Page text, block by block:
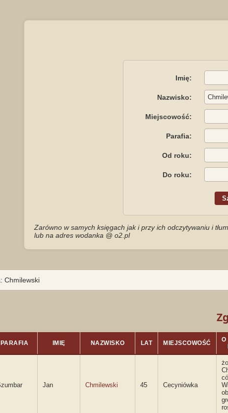
Imię:
Nazwisko:
Miejscowość:
Parafia:
Od roku:
Do roku:
Zarówno w samych księgach jak i przy ich odczytywaniu i
lub na adres wodanka @ o2.pl
Chmilewski
PARAFIA IMIĘ NAZWISKO LAT MIEJSCOWOŚĆ
O
Jan Chmilewski 45 Cecyniówka